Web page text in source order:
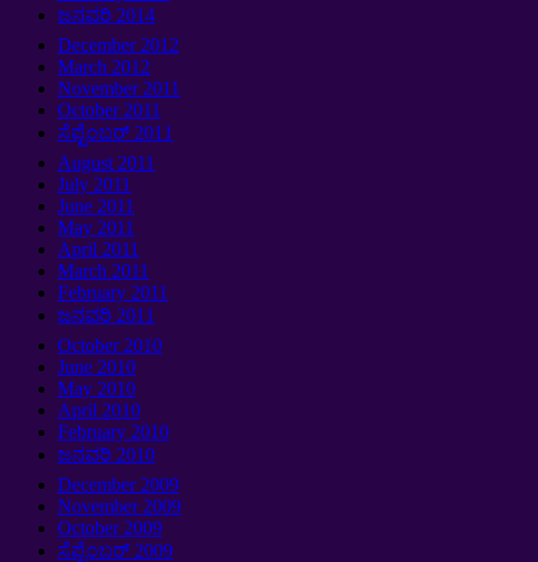
ಜನವರಿ 2014
December2012
March 2012
November2011
October2011
ಸೆಪ್ಟೆಂಬರ್ 2011
August 2011
July 2011
June 2011
May 2011
April 2011
March 2011
February 2011
ಜನವರಿ 2011
October2010
June 2010
May 2010
April 2010
February 2010
ಜನವರಿ 2010
December2009
November2009
October2009
ಸೆಪ್ಟೆಂಬರ್ 2009